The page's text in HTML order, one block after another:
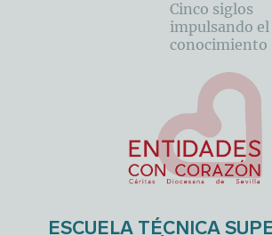
Cinco siglos
impulsando el
conocimiento
ESCUELA TÉCNICA